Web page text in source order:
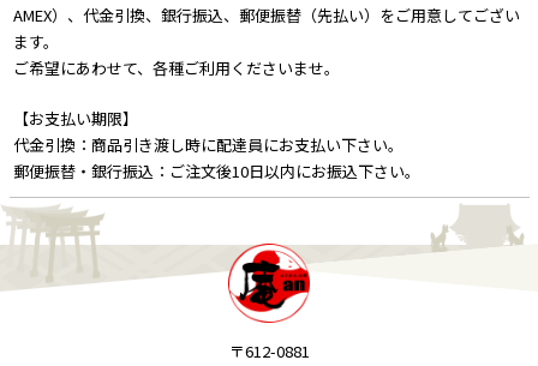
AMEX）、代金引換、銀行振込、郵便振替（先払い）をご用意してござい
ます。
ご希望にあわせて、各種ご利用くださいませ。
【お支払い期限】
代金引換：商品引き渡し時に配達員にお支払い下さい。
郵便振替・銀行振込：ご注文後10日以内にお振込下さい。
〒612-0881